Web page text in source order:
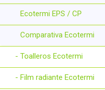
Ecotermi EPS / CP
Comparativa Ecotermi
- Toalleros Ecotermi
- Film radiante Ecotermi